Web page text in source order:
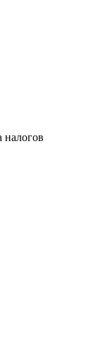
налогов